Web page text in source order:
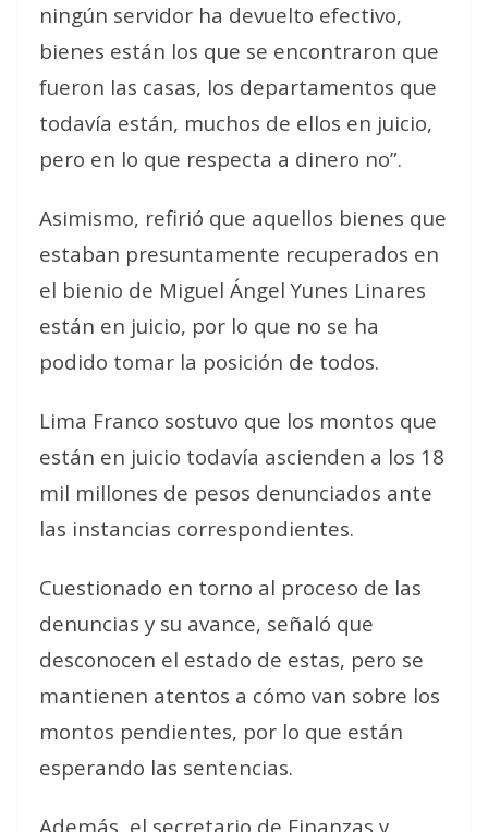
ningún servidor ha devuelto efectivo,
bienes están los que se encontraron que
fueron las casas, los departamentos que
todavía están, muchos de ellos en juicio,
pero en lo que respecta a dinero no”.
Asimismo, refirió que aquellos bienes que
estaban presuntamente recuperados en
el bienio de Miguel Ángel Yunes Linares
están en juicio, por lo que no se ha
podido tomar la posición de todos.
Lima Franco sostuvo que los montos que
están en juicio todavía ascienden a los 18
mil millones de pesos denunciados ante
las instancias correspondientes.
Cuestionado en torno al proceso de las
denuncias y su avance, señaló que
desconocen el estado de estas, pero se
mantienen atentos a cómo van sobre los
montos pendientes, por lo que están
esperando las sentencias.
Además, el secretario de Finanzas y